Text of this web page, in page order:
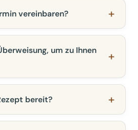
vereinbaren?
um zu Ihnen
bereit?